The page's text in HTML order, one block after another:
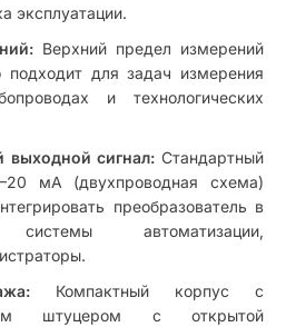
эксплуатации.
Верхний предел измерений
для задач измерения
и технологических
выходной сигнал: Стандартный
мА (двухпроводная схема)
преобразователь в
системы автоматизации,
Компактный корпус с
штуцером с открытой